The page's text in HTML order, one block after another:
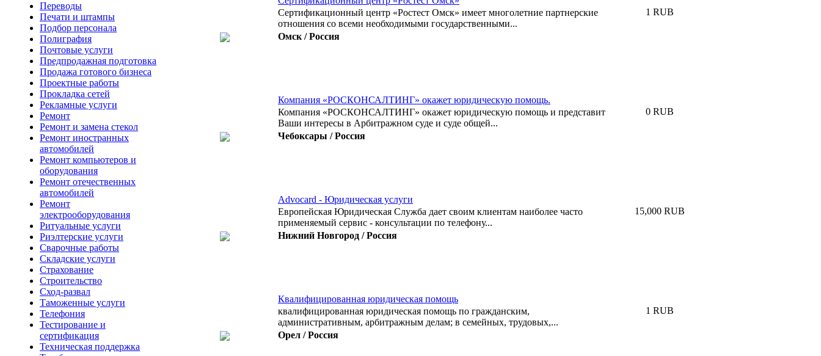
Переводы
Печати и штампы
Подбор персонала
Полиграфия
Почтовые услуги
Предпродажная подготовка
Продажа готового бизнеса
Проектные работы
Прокладка сетей
Рекламные услуги
Ремонт
Ремонт и замена стекол
Ремонт иностранных
автомобилей
Ремонт компьютеров и
оборудования
Ремонт отечественных
автомобилей
Ремонт
электрооборудования
Ритуальные услуги
Риэлтерские услуги
Сварочные работы
Складские услуги
Страхование
Строительство
Сход-развал
Таможенные услуги
Телефония
Тестирование и
сертификация
Техническая поддержка
Сертификационный центр «Ростест Омск» имеет многолетние партнерские
отношения со всеми необходимыми государственными...
Омск / Россия
1 RUB
Компания «РОСКОНСАЛТИНГ» окажет юридическую помощь.
Компания «РОСКОНСАЛТИНГ» окажет юридическую помощь и представит
Ваши интересы в Арбитражном суде и суде общей...
Чебоксары / Россия
0 RUB
Advocard - Юридическая услуги
Европейская Юридическая Служба дает своим клиентам наиболее часто
применяемый сервис - консультации по телефону...
Нижний Новгород / Россия
15,000 RUB
Квалифицированная юридическая помощь
квалифицированная юридическая помощь по гражданским,
административным, арбитражным делам; в семейных, трудовых,...
Орел / Россия
1 RUB